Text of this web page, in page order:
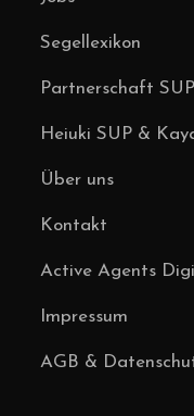
Segellexikon
Partnerschaft
Heiuki SUP &
Über uns
Kontakt
Active Agents
Impressum
AGB &